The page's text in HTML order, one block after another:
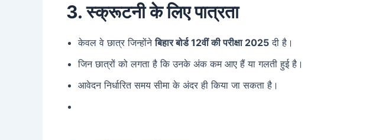
3. स्क्रूटनी के लिए पात्रता
केवल वे छात्र जिन्होंनेबिहार बोर्ड 12वीं की परीक्षा 2025 दी है।
जिन छात्रों को लगता है कि उनके अंक कम आए हैं या गलती हुई है।
आवेदन निर्धारित समय सीमा के अंदर ही किया जा सकता है।